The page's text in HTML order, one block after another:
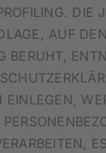
DIE
AUF
BERUHT,
EINLEGEN,